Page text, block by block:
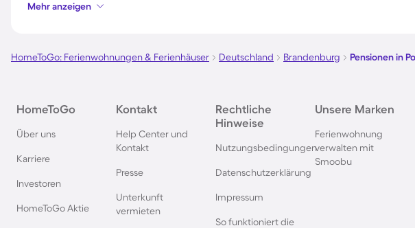
Pensionen in Bayern Pensionen in Wien
Pensionen in der Eifel Pensionen in Südfrankreich
Pensionen im Sauerland
Pensionen auf Sizilien
Mehr anzeigen
HomeToGo: Ferienwohnungen & Ferienhäuser Deutschland Brandenburg Pensionen in
HomeToGo
Über uns
Karriere
Investoren
HomeToGo Aktie
Kontakt
Help Center und
Kontakt
Presse
Unterkunft
vermieten
Rechtliche
Hinweise
Nutzungsbedingungen
Datenschutzerklärung
Impressum
So funktioniert die
Unsere Marken
Ferienwohnung
verwalten mit
Smoobu